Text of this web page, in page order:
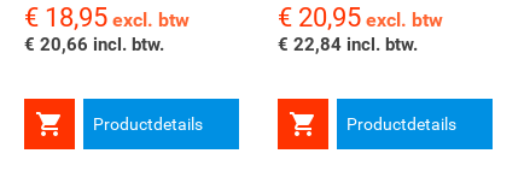
Prijs
€ 18,95 excl. btw
€ 20,66 incl. btw.
 Productdetails
Prijs
€ 20,95 excl. btw
€ 22,84 incl. btw.
 Productdetails